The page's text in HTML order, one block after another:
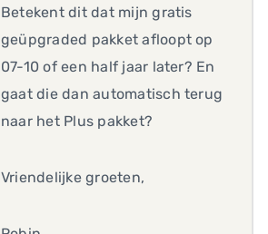
Betekent dit dat mijn gratis
geüpgraded pakket afloopt op
07-10 of een half jaar later? En
gaat die dan automatisch terug
naar het Plus pakket?
Vriendelijke groeten,